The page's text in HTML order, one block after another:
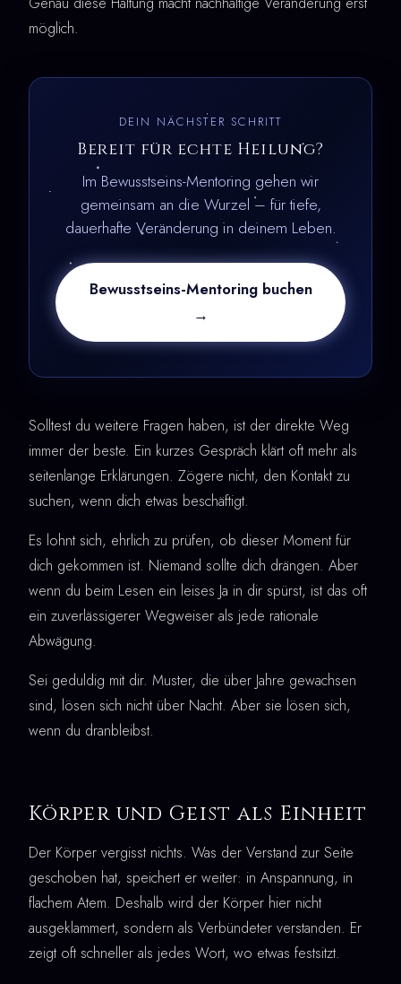
möglich.
DEIN NÄCHSTER SCHRITT
Bereit für echte Heilung?
Im Bewusstseins-Mentoring gehen wir
gemeinsam an die Wurzel – für tiefe,
dauerhafte Veränderung in deinem Leben.
Bewusstseins-Mentoring buchen
→
Solltest du weitere Fragen haben, ist der direkte Weg
immer der beste. Ein kurzes Gespräch klärt oft mehr als
seitenlange Erklärungen. Zögere nicht, den Kontakt zu
suchen, wenn dich etwas beschäftigt.
Es lohnt sich, ehrlich zu prüfen, ob dieser Moment für
dich gekommen ist. Niemand sollte dich drängen. Aber
wenn du beim Lesen ein leises Ja in dir spürst, ist das oft
ein zuverlässigerer Wegweiser als jede rationale
Abwägung.
Sei geduldig mit dir. Muster, die über Jahre gewachsen
sind, lösen sich nicht über Nacht. Aber sie lösen sich,
wenn du dranbleibst.
Körper und Geist als Einheit
Der Körper vergisst nichts. Was der Verstand zur Seite
geschoben hat, speichert er weiter: in Anspannung, in
flachem Atem. Deshalb wird der Körper hier nicht
ausgeklammert, sondern als Verbündeter verstanden. Er
zeigt oft schneller als jedes Wort, wo etwas festsitzt.